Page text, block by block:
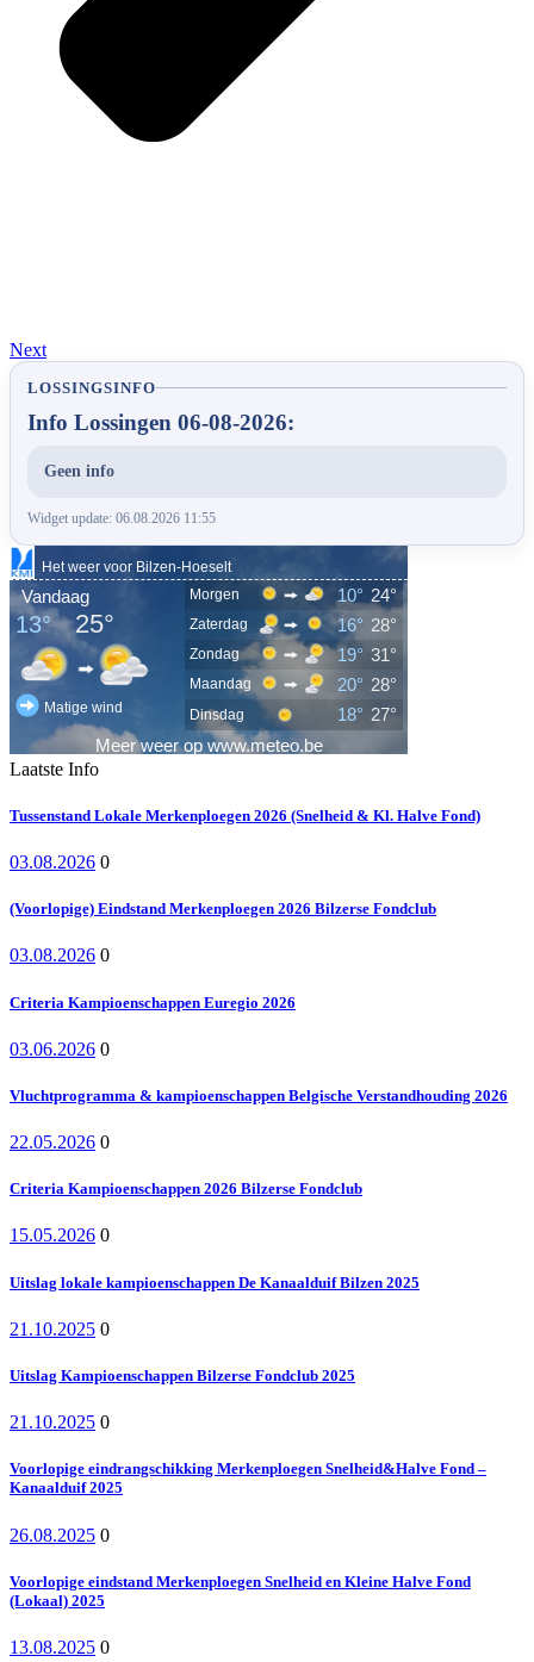
Next
LOSSINGSINFO
Info Lossingen 06-08-2026:
Geen info
Widget update: 06.08.2026 11:55
Laatste Info
Tussenstand Lokale Merkenploegen 2026 (Snelheid & Kl. Halve Fond)
03.08.2026 0
(Voorlopige) Eindstand Merkenploegen 2026 Bilzerse Fondclub
03.08.2026 0
Criteria Kampioenschappen Euregio 2026
03.06.2026 0
Vluchtprogramma & kampioenschappen Belgische Verstandhouding 2026
22.05.2026 0
Criteria Kampioenschappen 2026 Bilzerse Fondclub
15.05.2026 0
Uitslag lokale kampioenschappen De Kanaalduif Bilzen 2025
21.10.2025 0
Uitslag Kampioenschappen Bilzerse Fondclub 2025
21.10.2025 0
Voorlopige eindrangschikking Merkenploegen Snelheid&Halve Fond –
Kanaalduif 2025
26.08.2025 0
Voorlopige eindstand Merkenploegen Snelheid en Kleine Halve Fond
(Lokaal) 2025
13.08.2025 0